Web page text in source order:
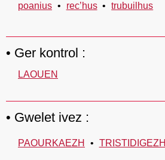
poanius
rec’hus trubuilhus
Ger kontrol :
LAOUEN
Gwelet ivez :
PAOURKAEZH TRISTIDIGEZH